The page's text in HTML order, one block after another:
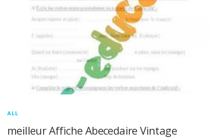
ALL
meilleur Affiche Abecedaire Vintage